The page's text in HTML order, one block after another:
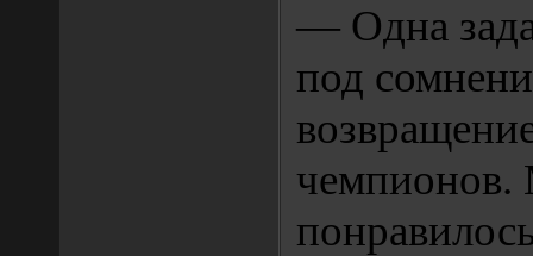
— Одна
под